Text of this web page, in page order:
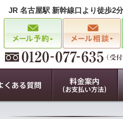
JR 名古屋駅 新幹線口より徒歩2